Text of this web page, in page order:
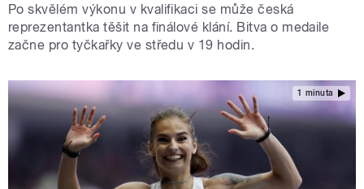
Po skvělém výkonu v kvalifikaci se může česká
reprezentantka těšit na finálové klání. Bitva o medaile
začne pro tyčkařky ve středu v 19 hodin.
1 minuta